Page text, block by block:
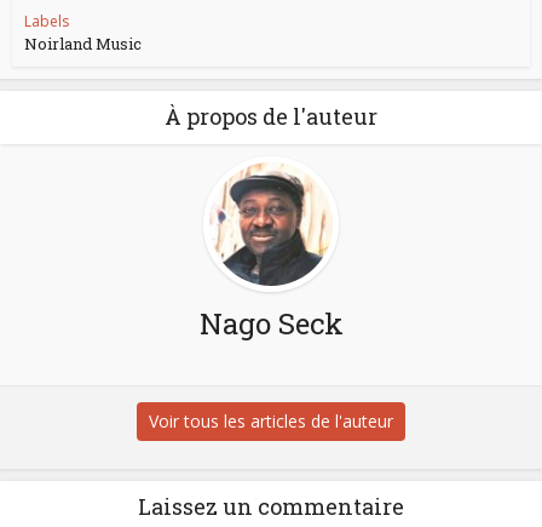
Labels
Noirland Music
À propos de l'auteur
Nago Seck
Voir tous les articles de l'auteur
Laissez un commentaire